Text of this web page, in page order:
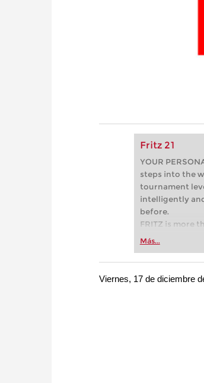
Fritz 21
YOUR
steps into the
tournament
intelligently
before.
FRITZ is more
Whether
more
approach than
Más...
Viernes, 17 de diciembre